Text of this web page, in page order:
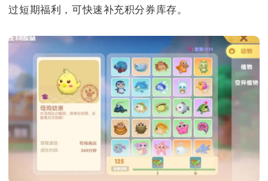
过短期福利，可快速补充积分券库存。